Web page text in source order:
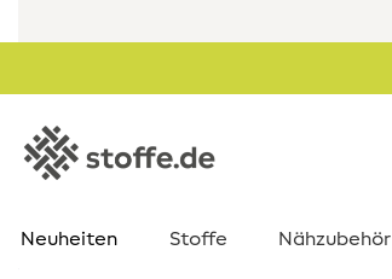
Neuheiten Stoffe Nähzubehör